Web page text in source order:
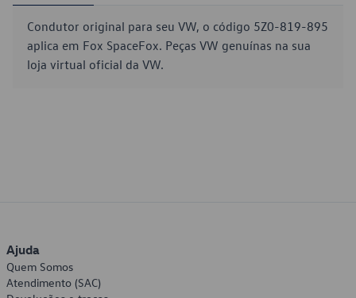
Condutor original para seu VW, o código 5Z0-819-895
aplica em Fox SpaceFox. Peças VW genuínas na sua
loja virtual oficial da VW.
Ajuda
Quem Somos
Atendimento (SAC)